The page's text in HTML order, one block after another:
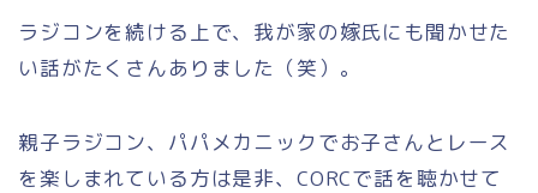
ラジコンを続ける上で、我が家の嫁氏にも聞かせた
い話がたくさんありました（笑）。
親子ラジコン、パパメカニックでお子さんとレース
を楽しまれている方は是非、CORCで話を聴かせて